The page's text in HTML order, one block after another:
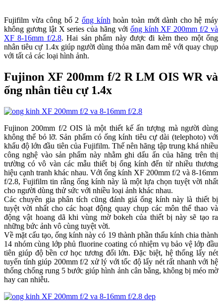
Fujifilm vừa công bố 2ống kính hoàn toàn mới dành cho hệ máy
không gương lật X series của hãng với ống kính XF 200mm f/2 và
XF 8-16mm f/2.8. Hai sản phẩm này được đi kèm theo một ống
nhân tiêu cự 1.4x giúp người dùng thỏa mãn đam mê với quay chụp
với tất cả các loại hình ảnh.
Fujinon XF 200mm f/2 R LM OIS WR và
ống nhân tiêu cự 1.4x
Fujinon 200mm f/2 OIS là một thiết kế ấn tượng mà người dùng
không thể bỏ lỡ. Sản phẩm có ống kính tiêu cự dài (telephoto) với
khẩu độ lớn đầu tiên của Fujifilm. Thế nên hãng tập trung khá nhiều
công nghệ vào sản phẩm này nhằm ghi dấu ấn của hãng trên thị
trường có vô vàn các mẫu thiết bị ống kính đến từ nhiều thương
hiệu cạnh tranh khác nhau. Với ống kính XF 200mm f/2 và 8-16mm
f/2.8, Fujifilm tin rằng ống kính này là một lựa chọn tuyệt vời nhất
cho người dùng thử sức với nhiều loại ảnh khác nhau.
Các chuyên gia phân tích cũng đánh giá ống kính này là thiết bị
tuyệt vời nhất cho các hoạt động quay chụp các môn thể thao và
động vật hoang dã khi vùng mờ bokeh của thiết bị này sẽ tạo ra
những bức ảnh vô cùng tuyệt vời.
Về mặt cấu tạo, ống kính này có 19 thành phần thấu kính chia thành
14 nhóm cùng lớp phủ fluorine coating có nhiệm vụ bảo vệ lớp đầu
tiên giúp độ bền cơ học tương đối lớn. Đặc biệt, hệ thống lấy nét
tuyến tính giúp 200mm f/2 xử lý với tốc độ lấy nét rất nhanh với hệ
thống chống rung 5 bước giúp hình ảnh cân bằng, không bị méo mờ
hay can nhiễu.